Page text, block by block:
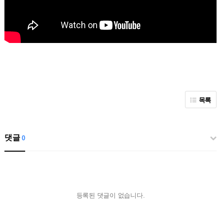
목록
댓글0
등록된 댓글이 없습니다.